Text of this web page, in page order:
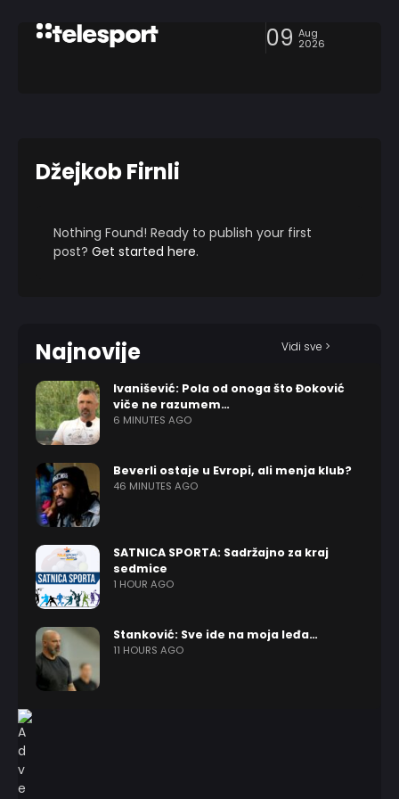
09 Aug
2026
Džejkob Firnli
Nothing Found! Ready to publish your first
post? Get started here.
Najnovije Vidi sve >
Ivanišević: Pola od onoga što Đoković
viče ne razumem…
6 MINUTES AGO
Beverli ostaje u Evropi, ali menja klub?
46 MINUTES AGO
SATNICA SPORTA: Sadržajno za kraj
sedmice
1 HOUR AGO
Stanković: Sve ide na moja leđa…
11 HOURS AGO